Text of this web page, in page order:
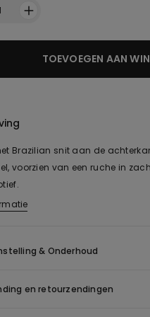
TOEVOEGEN AAN
Brazilian snit aan de
voorzien van een ruche in
in het kant van dit product
nog niet heeft bereikt.
& Onderhoud
en retourzendingen